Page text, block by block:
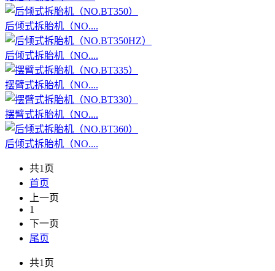
后倾式拆胎机（NO....
后倾式拆胎机（NO....
摆臂式拆胎机（NO....
摆臂式拆胎机（NO....
后倾式拆胎机（NO....
共1页
首页
上一页
1
下一页
尾页
共1页